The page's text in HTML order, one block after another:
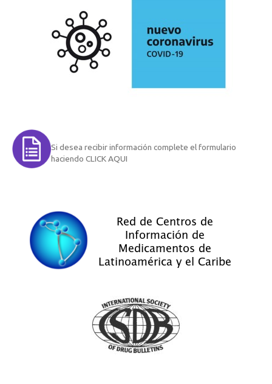
Si desea recibir información complete el formulario
haciendo CLICK AQUI